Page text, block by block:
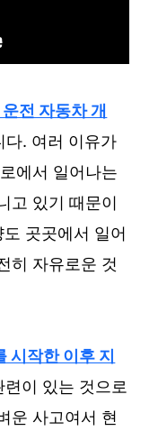
전 자동차 개
다. 여러 이유가
에서 일어나는
고 있기 때문이
곳곳에서 일어
히 자유로운 것
시작한 이후 지
련이 있는 것으로
운 사고여서 현